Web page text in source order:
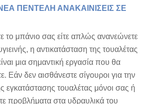
ΠΕΝΤΕΛΗ ΑΝΑΚΑΙΝΙΣΕΙΣ ΣΕ
το μπάνιο σας είτε απλώς ανανεώνετε
η αντικατάσταση της τουαλέτας
μια σημαντική εργασία που θα
Εάν δεν αισθάνεστε σίγουροι για την
εγκατάστασης τουαλέτας μόνοι σας ή
προβλήματα στα υδραυλικά του